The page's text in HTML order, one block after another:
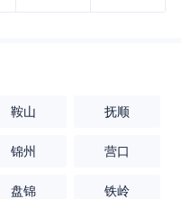
鞍山 抚顺
锦州 营口
盘锦 铁岭